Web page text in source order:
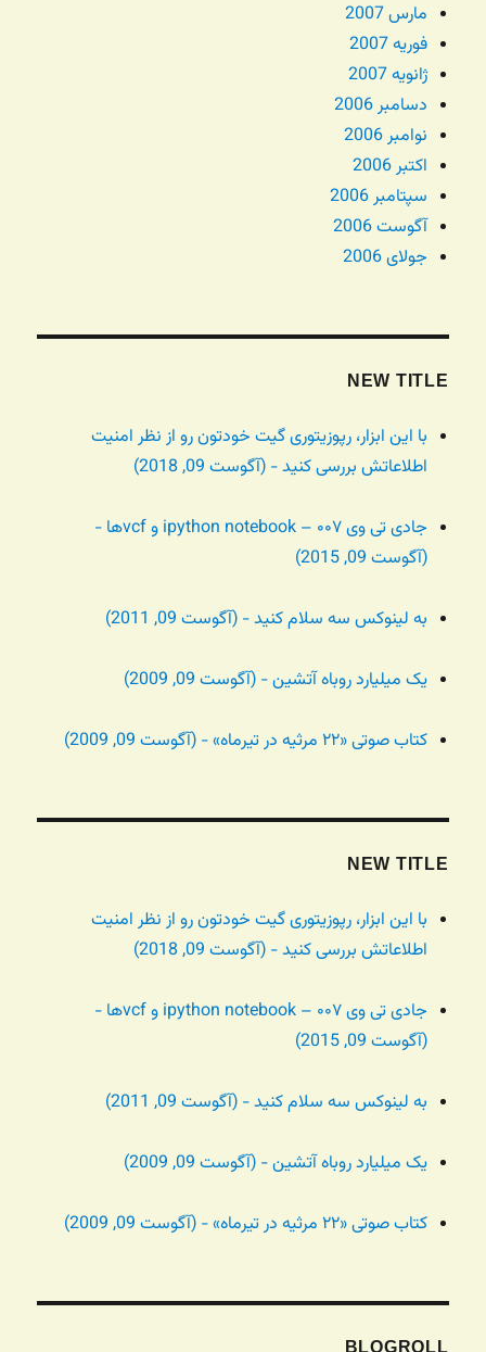
مارس 2007
فوریه 2007
ژانویه 2007
دسامبر 2006
نوامبر 2006
اکتبر 2006
سپتامبر 2006
آگوست 2006
جولای 2006
NEW TITLE
با این ابزار، رپوزیتوری گیت خودتون رو از نظر امنیت
اطلاعاتش بررسی کنید - (آگوست 09, 2018)
جادی تی وی ۰۰۷ – ipython notebook و vcfها -
(آگوست 09, 2015)
به لینوکس سه سلام کنید - (آگوست 09, 2011)
یک میلیارد روباه آتشین - (آگوست 09, 2009)
کتاب صوتی «۲۲ مرثیه در تیرماه» - (آگوست 09, 2009)
NEW TITLE
با این ابزار، رپوزیتوری گیت خودتون رو از نظر امنیت
اطلاعاتش بررسی کنید - (آگوست 09, 2018)
جادی تی وی ۰۰۷ – ipython notebook و vcfها -
(آگوست 09, 2015)
به لینوکس سه سلام کنید - (آگوست 09, 2011)
یک میلیارد روباه آتشین - (آگوست 09, 2009)
کتاب صوتی «۲۲ مرثیه در تیرماه» - (آگوست 09, 2009)
BLOGROLL